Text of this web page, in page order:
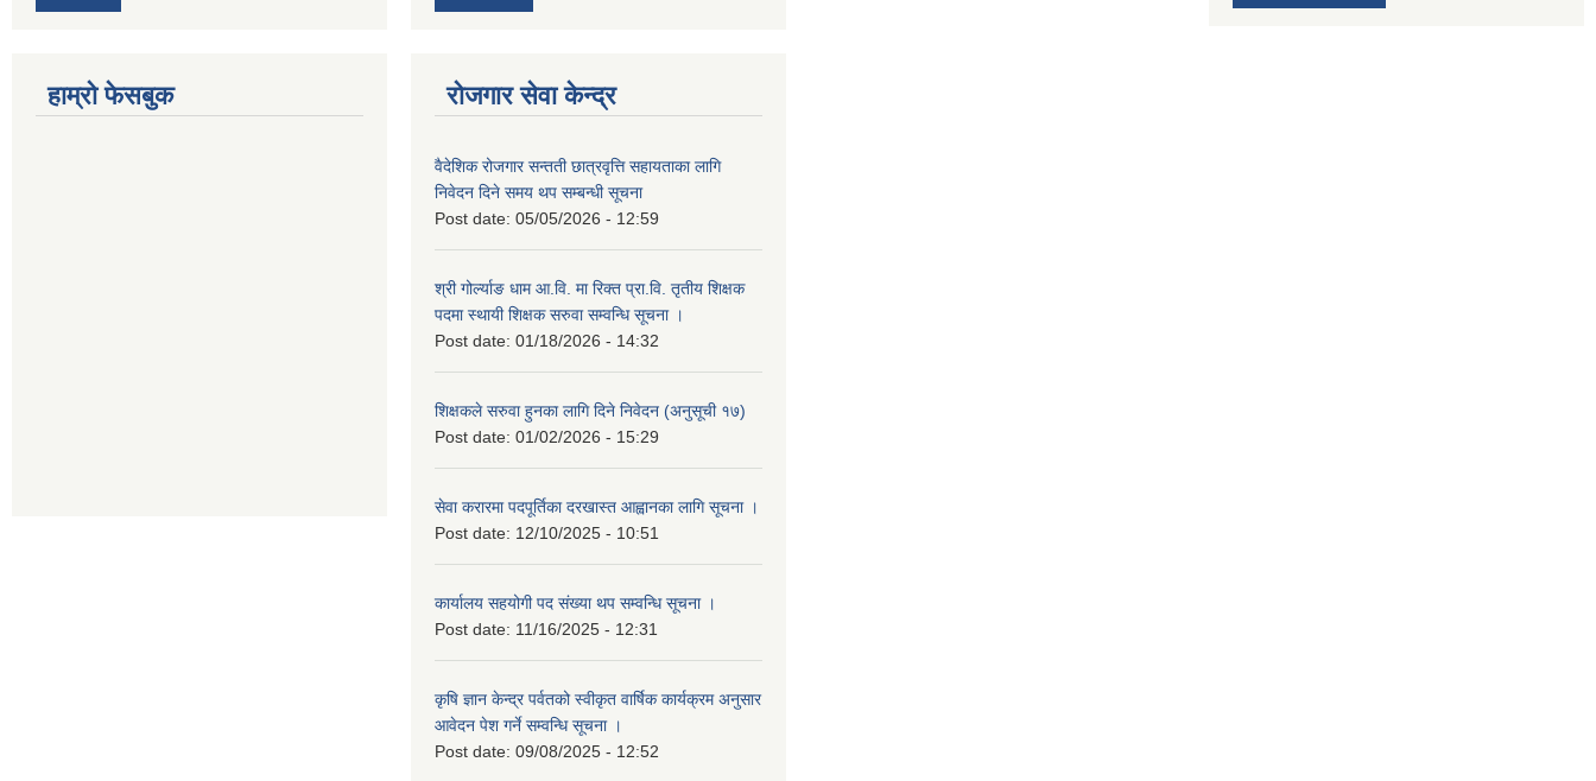
हाम्रो फेसबुक रोजगार सेवा केन्द्र
वैदेशिक रोजगार सन्तती छात्रवृत्ति सहायताका लागि
निवेदन दिने समय थप सम्बन्धी सूचना
Post date: 05/05/2026 - 12:59
श्री गोर्ल्याङ धाम आ.वि. मा रिक्त प्रा.वि. तृतीय शिक्षक
पदमा स्थायी शिक्षक सरुवा सम्वन्धि सूचना ।
Post date: 01/18/2026 - 14:32
शिक्षकले सरुवा हुनका लागि दिने निवेदन (अनुसूची १७)
Post date: 01/02/2026 - 15:29
सेवा करारमा पदपूर्तिका दरखास्त आह्वानका लागि सूचना ।
Post date: 12/10/2025 - 10:51
कार्यालय सहयोगी पद संख्या थप सम्वन्धि सूचना ।
Post date: 11/16/2025 - 12:31
कृषि ज्ञान केन्द्र पर्वतको स्वीकृत वार्षिक कार्यक्रम अनुसार
आवेदन पेश गर्ने सम्वन्धि सूचना ।
Post date: 09/08/2025 - 12:52